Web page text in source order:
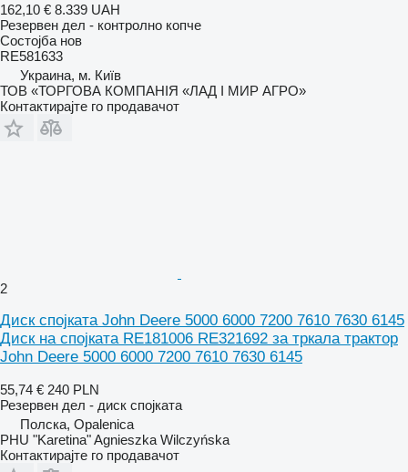
162,10 € 8.339 UAH
Резервен дел - контролно копче
Состојба нов
RE581633
Украина, м. Київ
ТОВ «ТОРГОВА КОМПАНІЯ «ЛАД І МИР АГРО»
Контактирајте го продавачот
2
Диск спојката John Deere 5000 6000 7200 7610 7630 6145
Диск на спојката RE181006 RE321692 за тркала трактор
John Deere 5000 6000 7200 7610 7630 6145
55,74 € 240 PLN
Резервен дел - диск спојката
Полска, Opalenica
PHU "Karetina" Agnieszka Wilczyńska
Контактирајте го продавачот